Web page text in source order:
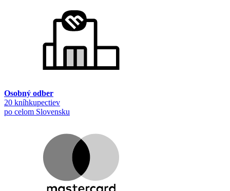
Osobný odber
20 kníhkupectiev
po celom Slovensku